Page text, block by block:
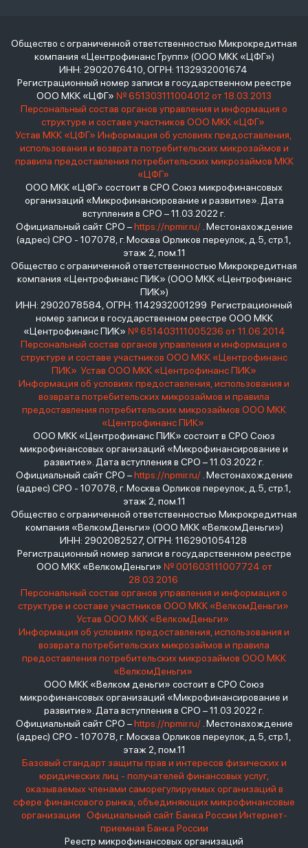
Общество с ограниченной ответственностью Микрокредитная
компания «Центрофинанс Групп» (ООО МКК «ЦФГ»)
ИНН: 2902076410, ОГРН: 1132932001674
Регистрационный номер записи в государственном реестре
ООО МКК «ЦФГ» № 651303111004012 от 18.03.2013
Персональный состав органов управления и информация о
структуре и составе участников ООО МКК «ЦФГ»
Устав МКК «ЦФГ» Информация об условиях предоставления,
использования и возврата потребительских микрозаймов и
правила предоставления потребительских микрозаймов МКК
«ЦФГ»
ООО МКК «ЦФГ» состоит в СРО Союз микрофинансовых
организаций «Микрофинансирование и развитие». Дата
вступления в СРО – 11.03.2022 г.
Официальный сайт СРО –https://npmir.ru/. Местонахождение
(адрес) СРО - 107078, г. Москва Орликов переулок, д.5, стр.1,
этаж 2, пом.11
Общество с ограниченной ответственностью Микрокредитная
компания «Центрофинанс ПИК» (ООО МКК «Центрофинанс
ПИК»)
ИНН: 2902078584, ОГРН: 1142932001299 Регистрационный
номер записи в государственном реестре ООО МКК
«Центрофинанс ПИК» № 651403111005236 от 11.06.2014
Персональный состав органов управления и информация о
структуре и составе участников ООО МКК «Центрофинанс
ПИК» Устав ООО МКК «Центрофинанс ПИК»
Информация об условиях предоставления, использования и
возврата потребительских микрозаймов и правила
предоставления потребительских микрозаймов ООО МКК
«Центрофинанс ПИК»
ООО МКК «Центрофинанс ПИК» состоит в СРО Союз
микрофинансовых организаций «Микрофинансирование и
развитие». Дата вступления в СРО – 11.03.2022 г.
Официальный сайт СРО –https://npmir.ru/. Местонахождение
(адрес) СРО - 107078, г. Москва Орликов переулок, д.5, стр.1,
этаж 2, пом.11
Общество с ограниченной ответственностью Микрокредитная
компания «ВелкомДеньги» (ООО МКК «ВелкомДеньги»)
ИНН: 2902082527, ОГРН: 1162901054128
Регистрационный номер записи в государственном реестре
ООО МКК «ВелкомДеньги» № 001603111007724 от
28.03.2016
Персональный состав органов управления и информация о
структуре и составе участников ООО МКК «ВелкомДеньги»
Устав ООО МКК «ВелкомДеньги»
Информация об условиях предоставления, использования и
возврата потребительских микрозаймов и правила
предоставления потребительских микрозаймов ООО МКК
«ВелкомДеньги»
ООО МКК «Велком деньги» состоит в СРО Союз
микрофинансовых организаций «Микрофинансирование и
развитие». Дата вступления в СРО – 11.03.2022 г.
Официальный сайт СРО –https://npmir.ru/. Местонахождение
(адрес) СРО - 107078, г. Москва Орликов переулок, д.5, стр.1,
этаж 2, пом.11
Базовый стандарт защиты прав и интересов физических и
юридических лиц - получателей финансовых услуг,
оказываемых членами саморегулируемых организаций в
сфере финансового рынка, объединяющих микрофинансовые
организации
Официальный сайт Банка России Интернет-
приемная Банка России
Реестр микрофинансовых организаций